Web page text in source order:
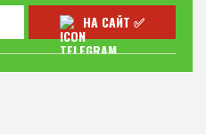
НА САЙТ ✅